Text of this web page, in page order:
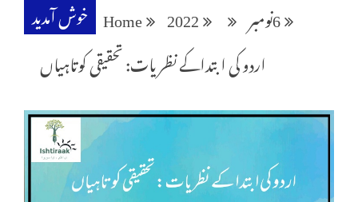
خوش آمدید Home 2022 نومبر6
اردو کی ابتداکے نظریات: تحقیقی کوتاہیاں